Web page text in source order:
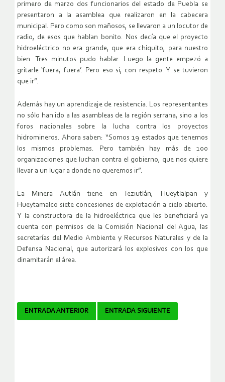
primero de marzo dos funcionarios del estado de Puebla se
presentaron a la asamblea que realizaron en la cabecera
municipal. Pero como son mañosos, se llevaron a un locutor de
radio, de esos que hablan bonito. Nos decía que el proyecto
hidroeléctrico no era grande, que era chiquito, para nuestro
bien. Tres minutos pudo hablar. Luego la gente empezó a
gritarle ‘fuera, fuera’. Pero eso sí, con respeto. Y se tuvieron
que ir”.
Además hay un aprendizaje de resistencia. Los representantes
no sólo han ido a las asambleas de la región serrana, sino a los
foros nacionales sobre la lucha contra los proyectos
hidromineros. Ahora saben: “Somos 19 estados que tenemos
los mismos problemas. Pero también hay más de 100
organizaciones que luchan contra el gobierno, que nos quiere
llevar a un lugar a donde no queremos ir”.
La Minera Autlán tiene en Teziutlán, Hueytlalpan y
Hueytamalco siete concesiones de explotación a cielo abierto.
Y la constructora de la hidroeléctrica que les beneficiará ya
cuenta con permisos de la Comisión Nacional del Agua, las
secretarías del Medio Ambiente y Recursos Naturales y de la
Defensa Nacional, que autorizará los explosivos con los que
dinamitarán el área.
Navegador
ENTRADA ANTERIOR ENTRADA SIGUIENTE